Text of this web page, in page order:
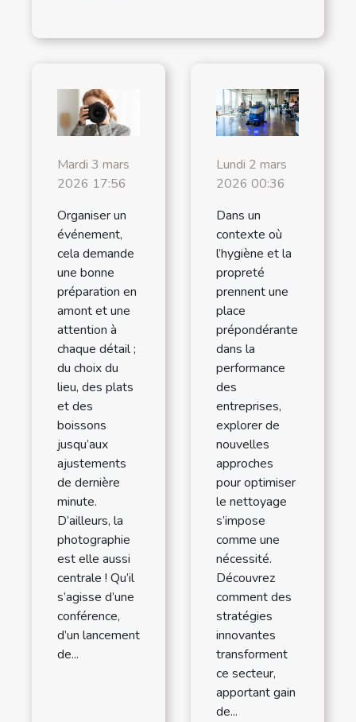
Mardi 3 mars
2026 17:56
Organiser un
événement,
cela demande
une bonne
préparation en
amont et une
attention à
chaque détail ;
du choix du
lieu, des plats
et des
boissons
jusqu’aux
ajustements
de dernière
minute.
D’ailleurs, la
photographie
est elle aussi
centrale ! Qu’il
s’agisse d’une
conférence,
d’un lancement
de...
Lundi 2 mars
2026 00:36
Dans un
contexte où
l’hygiène et la
propreté
prennent une
place
prépondérante
dans la
performance
des
entreprises,
explorer de
nouvelles
approches
pour optimiser
le nettoyage
s’impose
comme une
nécessité.
Découvrez
comment des
stratégies
innovantes
transforment
ce secteur,
apportant gain
de...